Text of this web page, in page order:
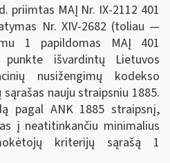
priimtas MAĮ Nr. IX-2112 401
Nr. XIV-2682 (toliau —
1 papildomas MAĮ 401
išvardintų Lietuvos
nusižengimų kodekso
nauju straipsniu 1885.
pagal ANK 1885 straipsnį,
į neatitinkančiu minimalius
kriterijų sąrašą 1